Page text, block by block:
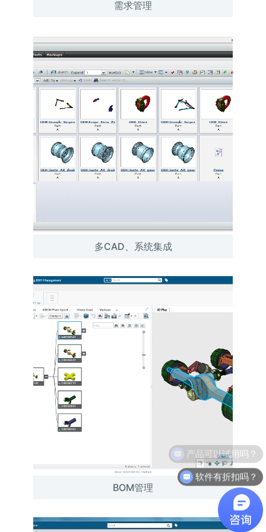
需求管理
多CAD、系统集成
BOM管理
软件有折扣吗？